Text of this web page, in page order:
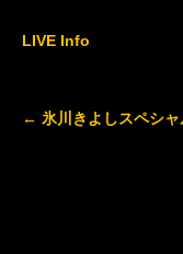
LIVE Info
Post
← 氷川きよしスペシ